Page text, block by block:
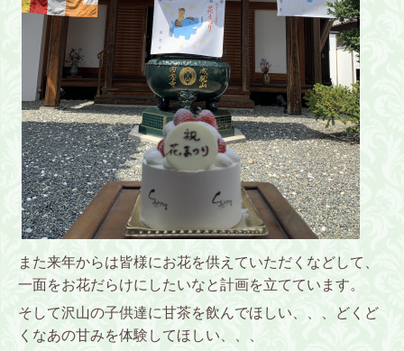
また来年からは皆様にお花を供えていただくなどして、
一面をお花だらけにしたいなと計画を立てています。
そして沢山の子供達に甘茶を飲んでほしい、、、どくど
くなあの甘みを体験してほしい、、、